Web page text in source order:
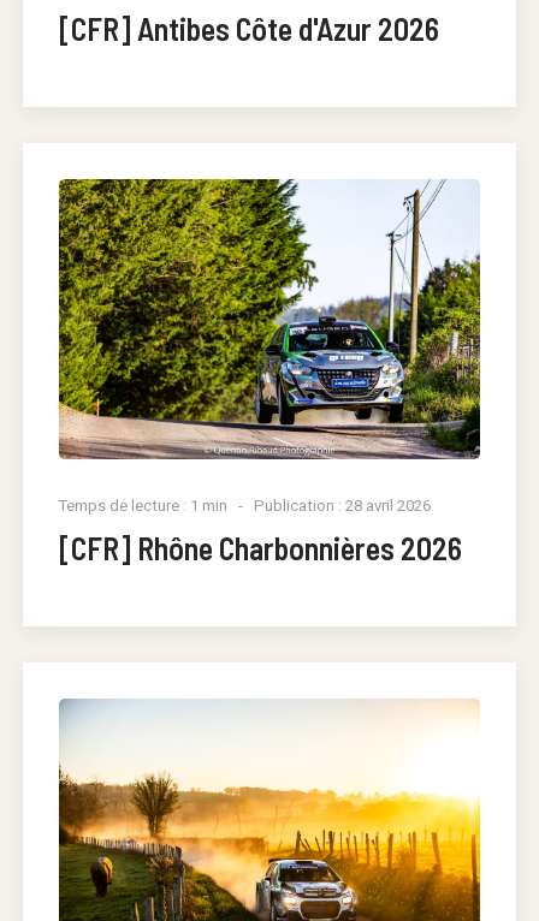
[CFR] Antibes Côte d'Azur 2026
Temps de lecture : 1 min Publication : 28 avril 2026
[CFR] Rhône Charbonnières 2026